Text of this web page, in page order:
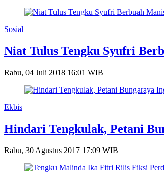
Sosial
Niat Tulus Tengku Syufri
Rabu, 04 Juli 2018 16:01 WIB
Ekbis
Hindari Tengkulak, Petani
Rabu, 30 Agustus 2017 17:09 WIB